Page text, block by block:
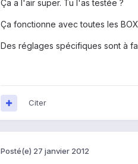
Ça a l'air super. Tu l'as testée ?
Ça fonctionne avec toutes les
Des réglages spécifiques sont à
Citer
Posté(e) 27 janvier 2012